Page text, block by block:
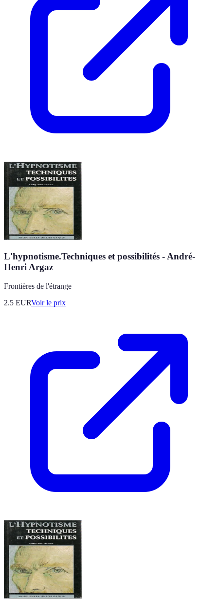
L'hypnotisme.Techniques et possibilités - André-
Henri Argaz
Frontières de l'étrange
2.5 EURVoir le prix